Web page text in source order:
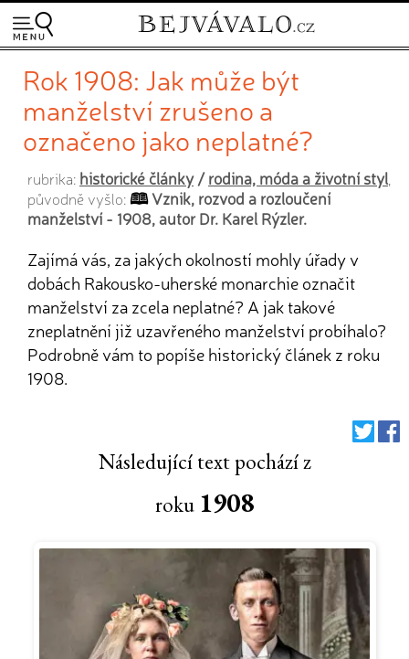
Rok 1908: Jak může být
manželství zrušeno a
označeno jako neplatné?
rubrika: historické články/rodina, móda a životní styl
původně vyšlo:
Vznik, rozvod a rozloučení
manželství - 1908, autor Dr. Karel Rýzler.
Zajímá vás, za jakých okolností mohly úřady v
dobách Rakousko-uherské monarchie označit
manželství za zcela neplatné? A jak takové
zneplatnění již uzavřeného manželství probíhalo?
Podrobně vám to popíše historický článek z roku
1908.
Následující text pochází z
roku 1908